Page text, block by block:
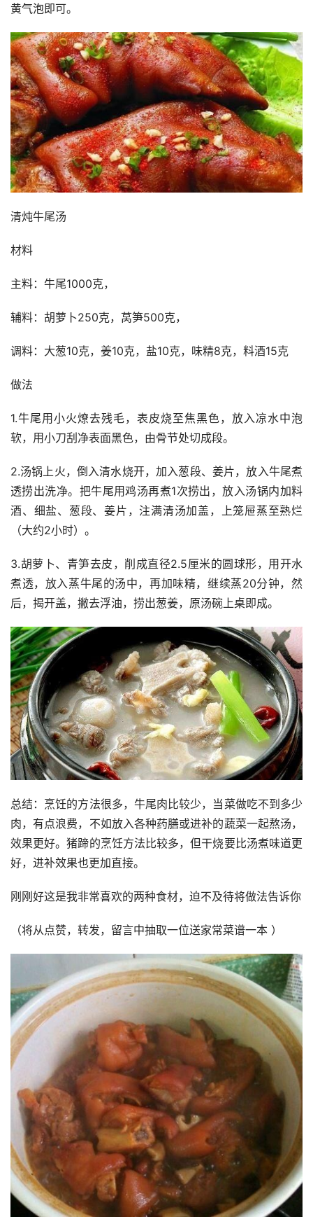
黄气泡即可。
清炖牛尾汤
材料
主料：牛尾1000克，
辅料：胡萝卜250克，莴笋500克，
调料：大葱10克，姜10克，盐10克，味精8克，料酒15克
做法
1.牛尾用小火燎去残毛，表皮烧至焦黑色，放入凉水中泡
软，用小刀刮净表面黑色，由骨节处切成段。
2.汤锅上火，倒入清水烧开，加入葱段、姜片，放入牛尾煮
透捞出洗净。把牛尾用鸡汤再煮1次捞出，放入汤锅内加料
酒、细盐、葱段、姜片，注满清汤加盖，上笼屉蒸至熟烂
（大约2小时）。
3.胡萝卜、青笋去皮，削成直径2.5厘米的圆球形，用开水
煮透，放入蒸牛尾的汤中，再加味精，继续蒸20分钟，然
后，揭开盖，撇去浮油，捞出葱姜，原汤碗上桌即成。
总结：烹饪的方法很多，牛尾肉比较少，当菜做吃不到多少
肉，有点浪费，不如放入各种药膳或进补的蔬菜一起熬汤，
效果更好。猪蹄的烹饪方法比较多，但干烧要比汤煮味道更
好，进补效果也更加直接。
刚刚好这是我非常喜欢的两种食材，迫不及待将做法告诉你
（将从点赞，转发，留言中抽取一位送家常菜谱一本 ）